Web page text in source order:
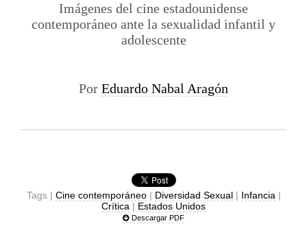
Imágenes del cine estadounidense
contemporáneo ante la sexualidad infantil y
adolescente
Por Eduardo Nabal Aragón
Tags | Cine contemporáneo| Diversidad Sexual| Infancia |
Crítica | Estados Unidos
Descargar PDF